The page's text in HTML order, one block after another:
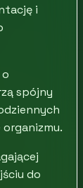
i
spójny
do